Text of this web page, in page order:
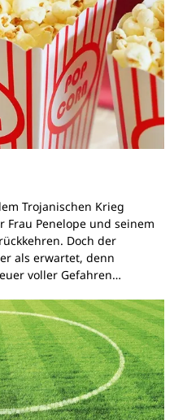
Trojanischen Krieg
Frau Penelope und seinem
Doch der
als erwartet, denn
voller Gefahren…